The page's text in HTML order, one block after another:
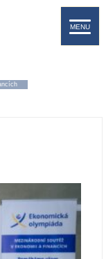
MENU